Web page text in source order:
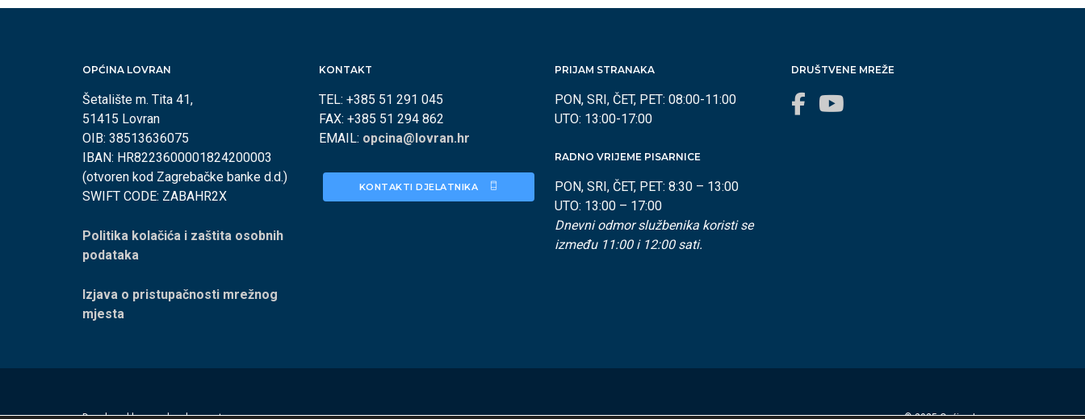
OPĆINA LOVRAN
Šetalište m. Tita 41,
51415 Lovran
OIB: 38513636075
IBAN: HR8223600001824200003
(otvoren kod Zagrebačke banke d.d.)
SWIFT CODE: ZABAHR2X
Politika kolačića i zaštita osobnih
podataka
Izjava o pristupačnosti mrežnog
mjesta
KONTAKT
TEL: +385 51 291 045
FAX: +385 51 294 862
EMAIL: opcina@lovran.hr
KONTAKTI DJELATNIKA
PRIJAM STRANAKA
PON, SRI, ČET, PET: 08:00-11:00
UTO: 13:00-17:00
RADNO VRIJEME PISARNICE
PON, SRI, ČET, PET: 8:30 – 13:00
UTO: 13:00 – 17:00
Dnevni odmor službenika koristi se
između 11:00 i 12:00 sati.
DRUŠTVENE MREŽE